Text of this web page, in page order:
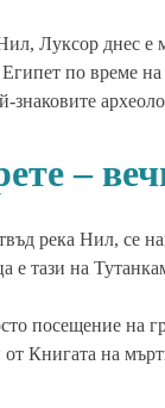
Луксор днес е
по време
знаковите
–
река Нил, се
е тази на
посещение на
Книгата на